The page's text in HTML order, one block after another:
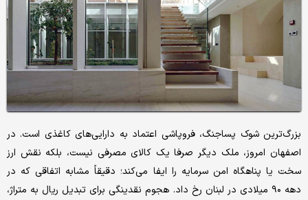
بزرگ‌ترین شوک پساجنگ، فروپاشی اعتماد به دارایی‌های کاغذی است. در
اصفهان امروز، ملک دیگر صرفا یک کالای مصرفی نیست، بلکه نقش ارز
سخت یا پناهگاه امن سرمایه را ایفا می‌کند؛ دقیقاً مشابه اتفاقی که در
دهه ۹۰ میلادی در لبنان رخ داد. هجوم نقدینگی برای تبدیل ریال به متراژ،